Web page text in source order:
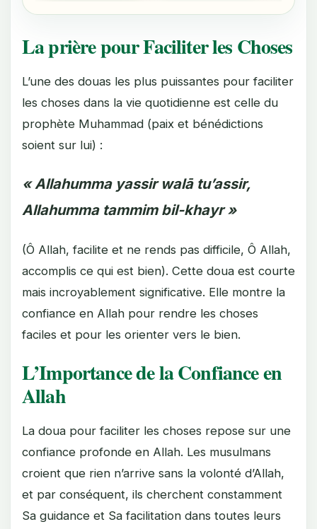
La prière pour Faciliter les Choses
L’une des douas les plus puissantes pour faciliter
les choses dans la vie quotidienne est celle du
prophète Muhammad (paix et bénédictions
soient sur lui) :
« Allahumma yassir walā tu’assir,
Allahumma tammim bil-khayr »
(Ô Allah, facilite et ne rends pas difficile, Ô Allah,
accomplis ce qui est bien). Cette doua est courte
mais incroyablement significative. Elle montre la
confiance en Allah pour rendre les choses
faciles et pour les orienter vers le bien.
L’Importance de la Confiance en
Allah
La doua pour faciliter les choses repose sur une
confiance profonde en Allah. Les musulmans
croient que rien n’arrive sans la volonté d’Allah,
et par conséquent, ils cherchent constamment
Sa guidance et Sa facilitation dans toutes leurs